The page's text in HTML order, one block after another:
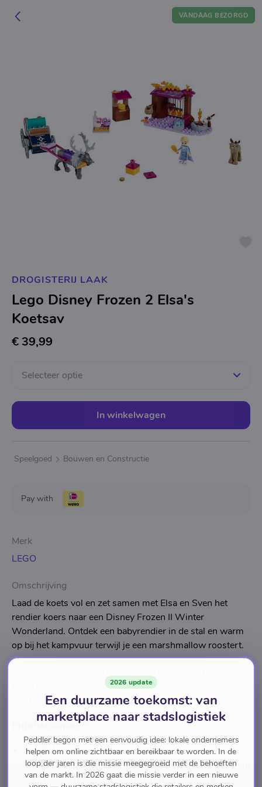
VANDAAG BEZORGD
DROGISTERIJ LAAK
Lego Disney Frozen 2 Elsa's
Koetsav
€ 39,99
Selecteer optie
In winkelwagen
Speelgoed Bouwen en Constructie
Pay with
Merk
LEGO
Omschrijving
Laad de koets vol en zet samen met Elsa en Sven het
rendier koers naar een Disney Frozen II Winter
Wonderland. Ontdek een babyrendier in de stal en warm
op bij het kampvuur terwijl je een marshmallow roostert.
en ga de volgende dag weer op pad voor nog meer Frozen
avonturen met Elsa!
Eigenschappen:
LEGO 4+ sets zijn speciaal ontworpen zodat jonge
kinderen er leuk en eenvoudig mee kunnen spelen. Hun
vertrouwen groeit dankzij de simpele bouwstappen,
2026 update
Een duurzame toekomst: van
marketplace naar stadslogistiek
Peddler begon met een eenvoudig idee: lokale ondernemers
helpen om online zichtbaar en bereikbaar te worden. In de
loop der jaren is die missie meegegroeid met de behoeften
van de markt. In 2026 gaat die missie verder in een nieuwe